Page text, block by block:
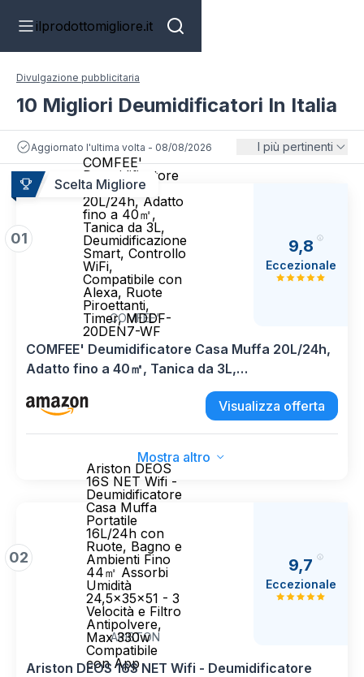
ilprodottomigliore.it
Divulgazione pubblicitaria
10 Migliori Deumidificatori In Italia
Aggiornato l'ultima volta - 08/08/2026 I più pertinenti
Scelta Migliore
01
COMFEE'
Deumidificatore
Casa Muffa
20L/24h, Adatto
fino a 40㎡,
Tanica da 3L,
Deumidificazione
Smart, Controllo
WiFi,
Compatibile con
Alexa, Ruote
Piroettanti,
Timer, MDDF-
20DEN7-WF
COMFEE'
9,8
Eccezionale
COMFEE' Deumidificatore Casa Muffa 20L/24h,
Adatto fino a 40㎡, Tanica da 3L,
Deumidificazione Smart, Controllo WiFi,
Compatibile con Alexa, Ruote Piroettanti, Timer,
Visualizza offerta
Mostra altro
02
Ariston DEOS
16S NET Wifi -
Deumidificatore
Casa Muffa
Portatile
16L/24h con
Ruote, Bagno e
Ambienti Fino
44㎡ Assorbi
Umidità
24,5x35x51 - 3
Velocità e Filtro
Antipolvere,
Max 330w
Compatibile
con App
ARISTON
9,7
Eccezionale
Ariston DEOS 16S NET Wifi - Deumidificatore